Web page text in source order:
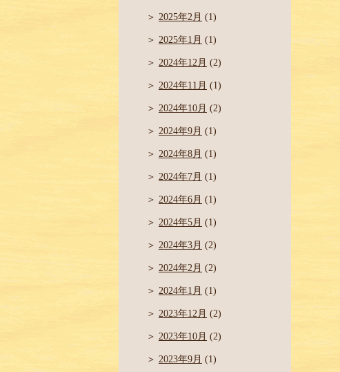
2025年2月 (1)
2025年1月 (1)
2024年12月 (2)
2024年11月 (1)
2024年10月 (2)
2024年9月 (1)
2024年8月 (1)
2024年7月 (1)
2024年6月 (1)
2024年5月 (1)
2024年3月 (2)
2024年2月 (2)
2024年1月 (1)
2023年12月 (2)
2023年10月 (2)
2023年9月 (1)